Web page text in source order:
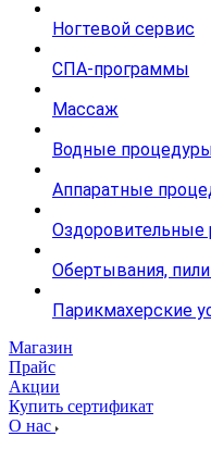
Ногтевой сервис
СПА-программы
Массаж
Водные
Аппаратные
Обертывания,
Парикмахерские
Магазин
Прайс
Акции
Купить сертификат
О нас